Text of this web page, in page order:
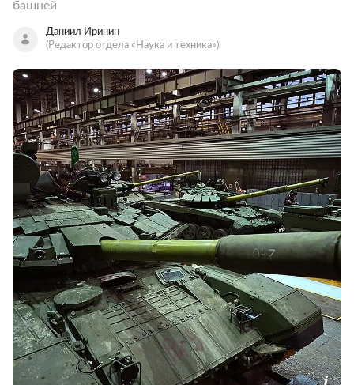
башней
Даниил Иринин
(Редактор отдела «Наука и техника»)